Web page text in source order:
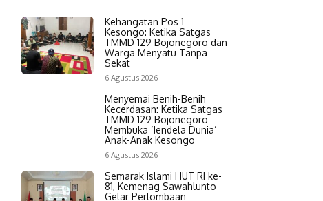
Kehangatan Pos 1
Kesongo: Ketika Satgas
TMMD 129 Bojonegoro dan
Warga Menyatu Tanpa
Sekat
6 Agustus 2026
Menyemai Benih-Benih
Kecerdasan: Ketika Satgas
TMMD 129 Bojonegoro
Membuka ‘Jendela Dunia’
Anak-Anak Kesongo
6 Agustus 2026
Semarak Islami HUT RI ke-
81, Kemenag Sawahlunto
Gelar Perlombaan